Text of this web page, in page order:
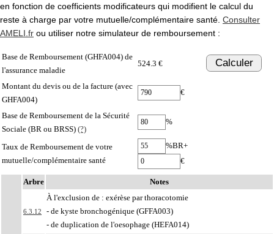
en fonction de coefficients modificateurs qui modifient le calcul du
reste à charge par votre mutuelle/complémentaire santé. Consulter
AMELI.fr ou utiliser notre simulateur de remboursement :
Base de Remboursement (GHFA004) de
l'assurance maladie
524.3 € Calculer
Montant du devis ou de la facture (avec
GHFA004)
€
Base de Remboursement de la Sécurité
Sociale (BR ou BRSS) (?)
%
Taux de Remboursement de votre
mutuelle/complémentaire santé
%BR+
€
Arbre Notes
6.3.12
À l'exclusion de : exérèse par thoracotomie
- de kyste bronchogénique (GFFA003)
- de duplication de l'oesophage (HEFA014)